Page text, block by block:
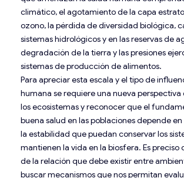
climático, el agotamiento de la capa
ozono, la pérdida de diversidad biológica,
sistemas hidrológicos y en las reservas de
degradación de la tierra y las presiones
sistemas de producción de alimentos.
Para apreciar esta escala y el tipo de
humana se requiere una nueva
los ecosistemas y reconocer que el
buena salud en las poblaciones depende
la estabilidad que puedan conservar los
mantienen la vida en la biosfera. Es
de la relación que debe existir entre
buscar mecanismos que nos permitan